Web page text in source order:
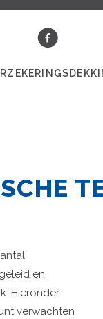
en
Hieronder
verwachten